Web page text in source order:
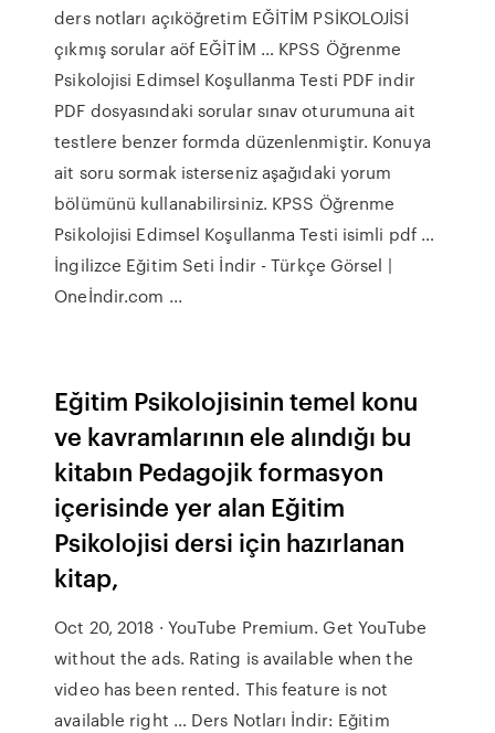
ders notları açıköğretim EĞİTİM PSİKOLOJİSİ
çıkmış sorular aöf EĞİTİM … KPSS Öğrenme
Psikolojisi Edimsel Koşullanma Testi PDF indir
PDF dosyasındaki sorular sınav oturumuna ait
testlere benzer formda düzenlenmiştir. Konuya
ait soru sormak isterseniz aşağıdaki yorum
bölümünü kullanabilirsiniz. KPSS Öğrenme
Psikolojisi Edimsel Koşullanma Testi isimli pdf …
İngilizce Eğitim Seti İndir - Türkçe Görsel |
Oneİndir.com ...
Eğitim Psikolojisinin temel konu
ve kavramlarının ele alındığı bu
kitabın Pedagojik formasyon
içerisinde yer alan Eğitim
Psikolojisi dersi için hazırlanan
kitap,
Oct 20, 2018 · YouTube Premium. Get YouTube
without the ads. Rating is available when the
video has been rented. This feature is not
available right … Ders Notları İndir: Eğitim